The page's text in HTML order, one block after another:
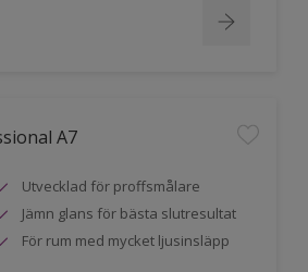
A7
Utvecklad för proffsmålare
Jämn glans för bästa slutresultat
För rum med mycket ljusinsläpp